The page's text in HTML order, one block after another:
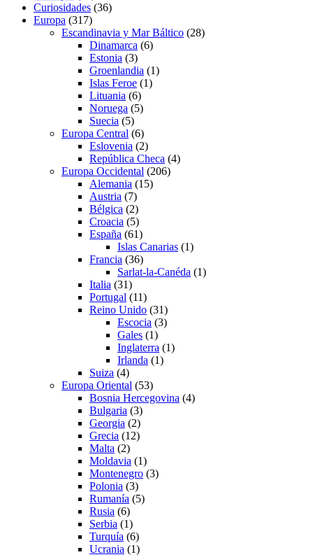
Curiosidades (36)
Europa (317)
Escandinavia y Mar Báltico (28)
Dinamarca (6)
Estonia (3)
Groenlandia (1)
Islas Feroe (1)
Lituania (6)
Noruega (5)
Suecia (5)
Europa Central (6)
Eslovenia (2)
República Checa (4)
Europa Occidental (206)
Alemania (15)
Austria (7)
Bélgica (2)
Croacia (5)
España (61)
Islas Canarias (1)
Francia (36)
Sarlat-la-Canéda (1)
Italia (31)
Portugal (11)
Reino Unido (31)
Escocia (3)
Gales (1)
Inglaterra (1)
Irlanda (1)
Suiza (4)
Europa Oriental (53)
Bosnia Hercegovina (4)
Bulgaria (3)
Georgia (2)
Grecia (12)
Malta (2)
Moldavia (1)
Montenegro (3)
Polonia (3)
Rumanía (5)
Rusia (6)
Serbia (1)
Turquía (6)
Ucrania (1)